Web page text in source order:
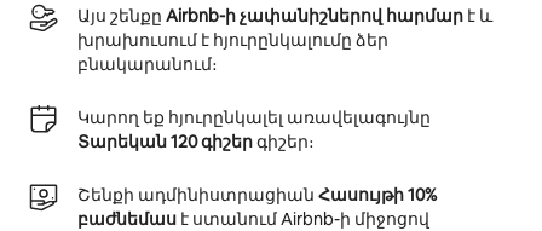
Այս շենքը Airbnb-ի չափանիշներով հարմար է և
խրախուսում է հյուրընկալումը ձեր
բնակարանում։
Կարող եք հյուրընկալել առավելագույնը
Տարեկան 120 գիշերգիշեր։
Շենքի ադմինիստրացիան Հասույթի 10%
բաժնեմաս է ստանում Airbnb-ի միջոցով